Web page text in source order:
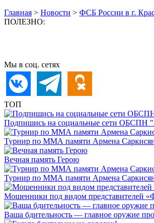
Главная > Новости > ФСБ России в г.
ПОЛЕЗНО:
Мы в соц. сетях
ТОП
Подпишись на социальные сети ОБСПН
Турнир по ММА памяти Армена
Вечная память Герою
Турнир по ММА памяти Армена
Мошенники под видом представителей
Ваша бдительность — главное оружие